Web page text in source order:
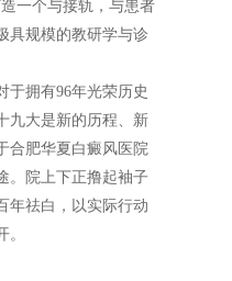
一个与接轨，与患者
具规模的教研学与诊
拥有96年光荣历史
九大是新的历程、新
合肥华夏白癜风医院
。院上下正撸起袖子
年祛白，以实际行动